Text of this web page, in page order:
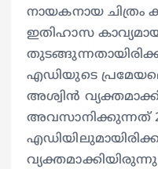
നായകനായ ചിത്രം
ഇതിഹാസ
എഡിയുടെ
അശ്വിൻ
അവസാനിക്കുന്നത്